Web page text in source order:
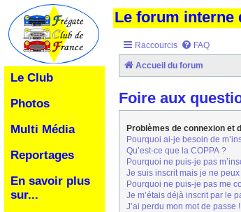
Le Club
Photos
Multi Média
Reportages
En savoir plus
sur...
Le forum interne
Raccourcis FAQ
Accueil du forum
Foire aux
Problèmes de connexion et
Pourquoi ai-je besoin de
Qu’est-ce que la COPPA ?
Pourquoi ne puis-je pas
Je suis inscrit mais je ne
Pourquoi ne puis-je pas me
Je m’étais déjà inscrit par le
J’ai perdu mon mot de passe !